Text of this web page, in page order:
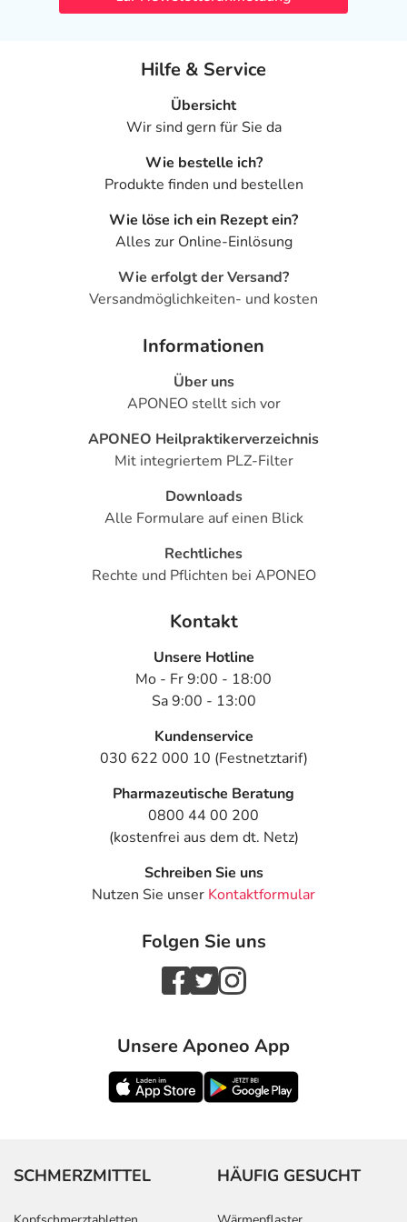
- Magen-Darm-Beschwerden, wie:
- Geschmacksstörungen
- Entzündungen der Mundschleimhaut
und durch gute Mundhygiene vermieden werden kann
- Überempfindlichkeitsreaktionen der Haut, wie:
- Hautausschlag, schwerer, vor allem bei gleichzeitig
- Nesselausschlag
- Infektionen mit anderen Bakterien oder mit Hefepilzen
Veränderung während der Behandlung, wenden Sie sich
an Ihren Arzt oder Apotheker.
Für die Information an dieser Stelle werden vor allem
einem von 1.000 behandelten Patienten auftreten.
Personen
Nasennebenhöhlenentzündung,
Ausscheidung von Bakterien
mit dem Urin in der
Schwangerschaft,
Nierenkörperchenentzündung,
Zahnwurzelentzündung mit
Kinder,
Jugendliche
und
Erwachsene
(über 40 kg
Körpergewicht)
Jugendliche
Erwachsene
(über 40 kg
Kinder,
und
Erwachsene
Bei schweren Infektionen:
Kinder,
und
2 Tabletten
Hilfe & Service
Übersicht
Wir sind gern für Sie da
Wie bestelle ich?
Produkte finden und bestellen
Wie löse ich ein Rezept ein?
Alles zur Online-Einlösung
Wie erfolgt der Versand?
Versandmöglichkeiten- und kosten
Informationen
Über uns
APONEO stellt sich vor
APONEO Heilpraktikerverzeichnis
Mit integriertem PLZ-Filter
Downloads
Alle Formulare auf einen Blick
Rechtliches
Rechte und Pflichten bei APONEO
Kontakt
Unsere Hotline
Mo - Fr 9:00 - 18:00
Sa 9:00 - 13:00
Kundenservice
030 622 000 10 (Festnetztarif)
Pharmazeutische Beratung
0800 44 00 200
(kostenfrei aus dem dt. Netz)
Schreiben Sie uns
Nutzen Sie unser Kontaktformular
Folgen Sie uns
Unsere Aponeo App
SCHMERZMITTEL HÄUFIG GESUCHT